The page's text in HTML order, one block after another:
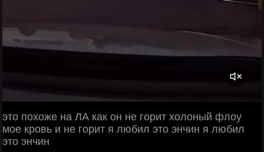
это похоже на ЛА как он не горит холоный флоу
мое кровь и не горит я любил это энчин я любил
это энчин